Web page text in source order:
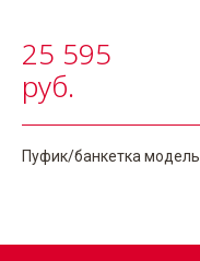
25 595
руб.
Пуфик/банкетка модель